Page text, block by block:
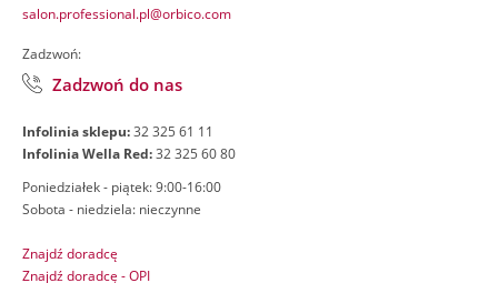
salon.professional.pl@orbico.com
Zadzwoń:
Zadzwoń do nas
Infolinia sklepu:32 325 61 11
Infolinia Wella Red:32 325 60 80
Poniedziałek - piątek: 9:00-16:00
Sobota - niedziela: nieczynne
Znajdź doradcę
Znajdź doradcę - OPI